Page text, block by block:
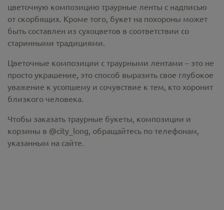
цветочную композицию траурные ленты с надписью
от скорбящих. Кроме того, букет на похороны может
быть составлен из сухоцветов в соответствии со
старинными традициями.
Цветочные композиции с траурными лентами – это не
просто украшение, это способ выразить свое глубокое
уважение к усопшему и сочувствие к тем, кто хоронит
близкого человека.
Чтобы заказать траурные букеты, композиции и
корзины в @city_long, обращайтесь по телефонам,
указанным на сайте.